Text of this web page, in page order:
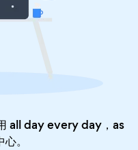
all day every day，as
心。